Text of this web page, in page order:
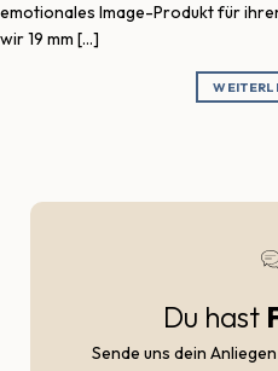
emotionales Image-Produkt für
wir 19 mm […]
Du hast
Sende uns dein